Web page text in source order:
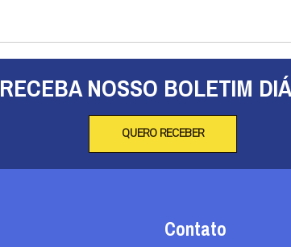
RECEBA NOSSO BOLETIM
QUERO RECEBER
Contato